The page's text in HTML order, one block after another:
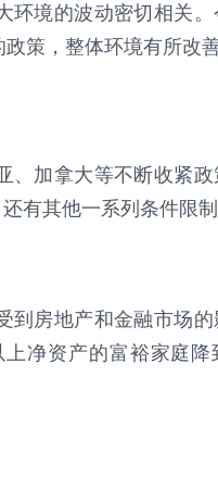
环境的波动密切相关
策，整体环境有所改善
、加拿大等不断收紧
有其他一系列条件限制
到房地产和金融市场
净资产的富裕家庭降